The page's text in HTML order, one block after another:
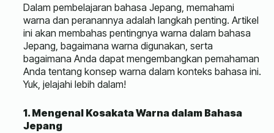
Dalam pembelajaran bahasa Jepang, memahami
warna dan peranannya adalah langkah penting. Artikel
ini akan membahas pentingnya warna dalam bahasa
Jepang, bagaimana warna digunakan, serta
bagaimana Anda dapat mengembangkan pemahaman
Anda tentang konsep warna dalam konteks bahasa ini.
Yuk, jelajahi lebih dalam!
1. Mengenal Kosakata Warna dalam Bahasa
Jepang